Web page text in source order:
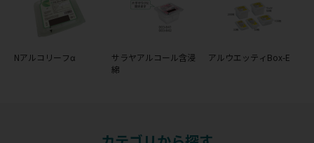
Nアルコリーフα
サラヤアルコール含浸
綿
アルウエッティBox-E